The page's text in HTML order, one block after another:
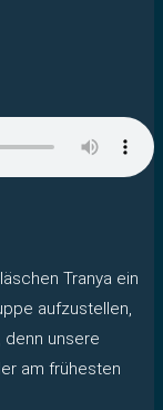
Tranya ein
aufzustellen,
unsere
am frühesten